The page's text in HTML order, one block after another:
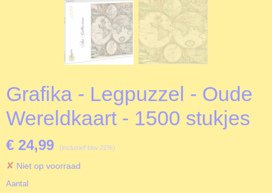
Grafika - Legpuzzel - Oude
Wereldkaart - 1500 stukjes
€ 24,99 (inclusief btw 21%)
✘ Niet op voorraad
Aantal